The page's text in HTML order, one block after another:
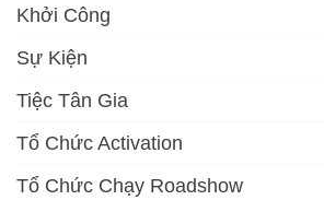
Khởi Công
Sự Kiện
Tiệc Tân Gia
Tổ Chức Activation
Tổ Chức Chạy Roadshow